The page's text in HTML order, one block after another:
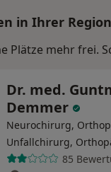
in Ihrer Region
Plätze mehr frei.
Dr. med.
Demmer
Neurochirurg,
Unfallchirurg,
85